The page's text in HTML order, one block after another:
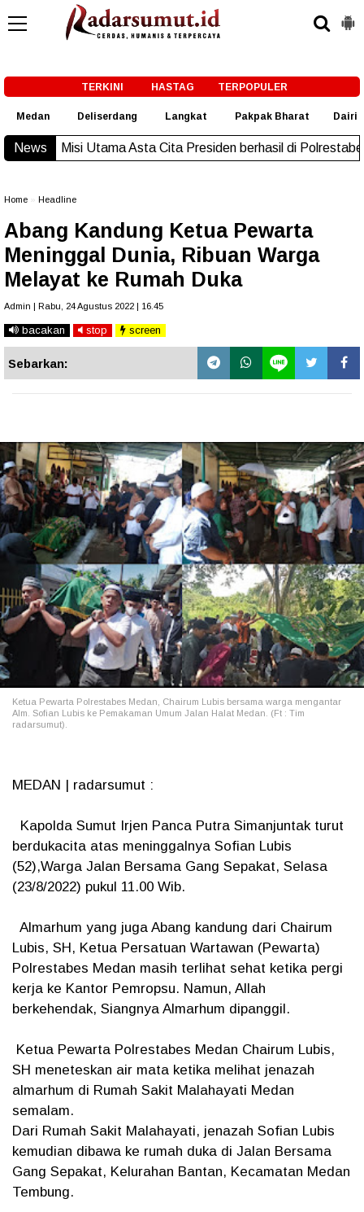
TERKINI HASTAG TERPOPULER
Medan Deliserdang Langkat Pakpak Bharat Dairi
News
Misi Utama Asta Cita Presiden berhasil di Polrestabes
Home Headline
Abang Kandung Ketua Pewarta
Meninggal Dunia, Ribuan Warga
Melayat ke Rumah Duka
Admin | Rabu, 24 Agustus 2022 | 16.45
bacakan stop screen
Sebarkan:
Ketua Pewarta Polrestabes Medan, Chairum Lubis bersama warga mengantar
Alm. Sofian Lubis ke Pemakaman Umum Jalan Halat Medan. (Ft : Tim
radarsumut).
MEDAN | radarsumut :
Kapolda Sumut Irjen Panca Putra Simanjuntak turut
berdukacita atas meninggalnya Sofian Lubis
(52),Warga Jalan Bersama Gang Sepakat, Selasa
(23/8/2022) pukul 11.00 Wib.
Almarhum yang juga Abang kandung dari Chairum
Lubis, SH, Ketua Persatuan Wartawan (Pewarta)
Polrestabes Medan masih terlihat sehat ketika pergi
kerja ke Kantor Pemropsu. Namun, Allah
berkehendak, Siangnya Almarhum dipanggil.
Ketua Pewarta Polrestabes Medan Chairum Lubis,
SH meneteskan air mata ketika melihat jenazah
almarhum di Rumah Sakit Malahayati Medan
semalam.
Dari Rumah Sakit Malahayati, jenazah Sofian Lubis
kemudian dibawa ke rumah duka di Jalan Bersama
Gang Sepakat, Kelurahan Bantan, Kecamatan Medan
Tembung.